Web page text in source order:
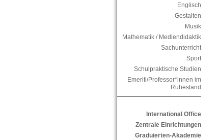
Englisch
Gestalten
Musik
Mathematik / Mediendidaktik
Sachunterricht
Sport
Schulpraktische Studien
Emeriti/Professor*innen im
Ruhestand
International Office
Zentrale Einrichtungen
Graduierten-Akademie